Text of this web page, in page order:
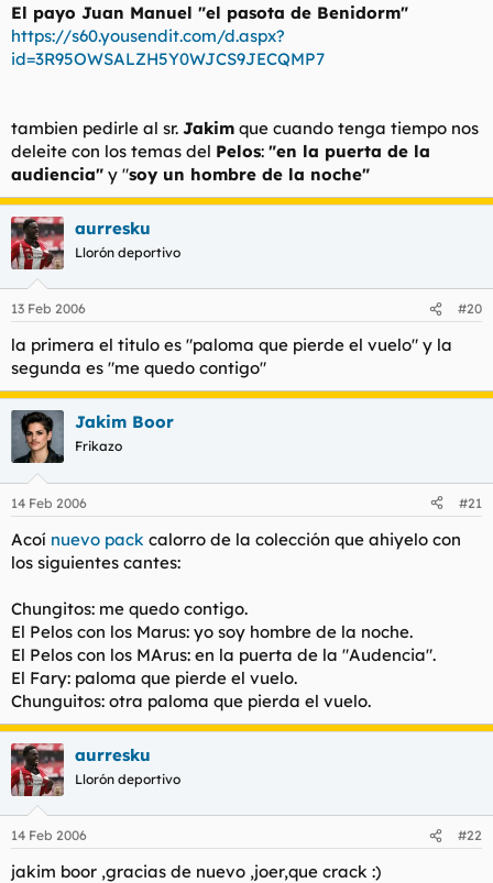
El payo Juan Manuel "el pasota de Benidorm"
https://s60.yousendit.com/d.aspx?
id=3R95OWSALZH5Y0WJCS9JECQMP7
tambien pedirle al sr. Jakim que cuando tenga tiempo nos
deleite con los temas del Pelos: "en la puerta de la
audiencia" y "soy un hombre de la noche"
aurresku
Llorón deportivo
13 Feb 2006 #20
la primera el titulo es "paloma que pierde el vuelo" y la
segunda es "me quedo contigo"
Jakim Boor
Frikazo
14 Feb 2006 #21
Acoí nuevo pack calorro de la colección que ahiyelo con
los siguientes cantes:
Chungitos: me quedo contigo.
El Pelos con los Marus: yo soy hombre de la noche.
El Pelos con los MArus: en la puerta de la "Audencia".
El Fary: paloma que pierde el vuelo.
Chunguitos: otra paloma que pierda el vuelo.
aurresku
Llorón deportivo
14 Feb 2006 #22
jakim boor ,gracias de nuevo ,joer,que crack :)